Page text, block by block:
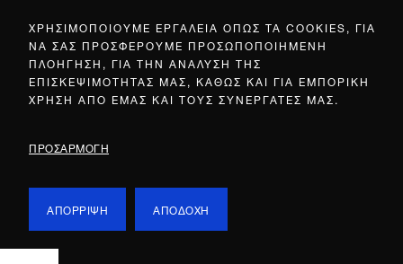
ΧΡΗΣΙΜΟΠΟΙΟΥΜΕ ΕΡΓΑΛΕΙΑ ΟΠΩΣ ΤΑ COOKIES, ΓΙΑ
ΝΑ ΣΑΣ ΠΡΟΣΦΕΡΟΥΜΕ ΠΡΟΣΩΠΟΠΟΙΗΜΕΝΗ
ΠΛΟΗΓΗΣΗ, ΓΙΑ ΤΗΝ ΑΝΑΛΥΣΗ ΤΗΣ
ΕΠΙΣΚΕΨΙΜΟΤΗΤΑΣ ΜΑΣ, ΚΑΘΩΣ ΚΑΙ ΓΙΑ ΕΜΠΟΡΙΚΗ
ΧΡΗΣΗ ΑΠΟ ΕΜΑΣ ΚΑΙ ΤΟΥΣ ΣΥΝΕΡΓΑΤΕΣ ΜΑΣ.
ΠΡΟΣΑΡΜΟΓΗ
ΑΠΟΡΡΙΨΗ ΑΠΟΔΟΧΗ